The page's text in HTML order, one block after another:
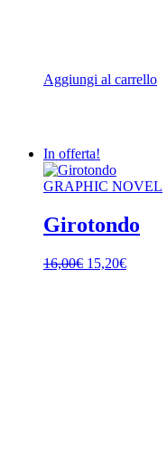
Aggiungi al carrello
In offerta!
GRAPHIC NOVEL
Girotondo
16,00€ Il15,20€Il